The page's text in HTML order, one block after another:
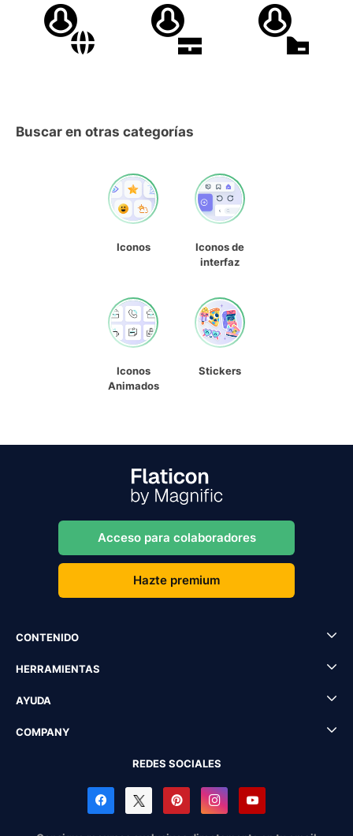
Buscar en otras categorías
Iconos
Iconos de
interfaz
Iconos
Animados
Stickers
Acceso para colaboradores
Hazte premium
CONTENIDO
HERRAMIENTAS
AYUDA
COMPANY
REDES SOCIALES